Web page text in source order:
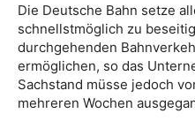
Die Deutsche Bahn setze
schnellstmöglich zu
durchgehenden
ermöglichen, so das
Sachstand müsse jedoch
mehreren Wochen